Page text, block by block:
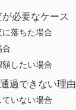
必要なケース
落ちた場合
合
したい場合
過できない理由
いない場合